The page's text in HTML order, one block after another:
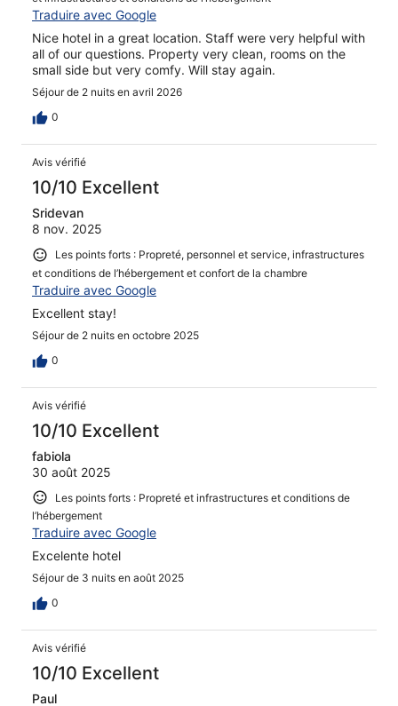
Traduire avec Google
Nice hotel in a great location. Staff were very helpful with
all of our questions. Property very clean, rooms on the
small side but very comfy. Will stay again.
Séjour de 2 nuits en avril 2026
0
Avis vérifié
10/10 Excellent
Sridevan
8 nov. 2025
Les points forts : Propreté, personnel et service, infrastructures
et conditions de l’hébergement et confort de la chambre
Traduire avec Google
Excellent stay!
Séjour de 2 nuits en octobre 2025
0
Avis vérifié
10/10 Excellent
fabiola
30 août 2025
Les points forts : Propreté et infrastructures et conditions de
l’hébergement
Traduire avec Google
Excelente hotel
Séjour de 3 nuits en août 2025
0
Avis vérifié
10/10 Excellent
Paul